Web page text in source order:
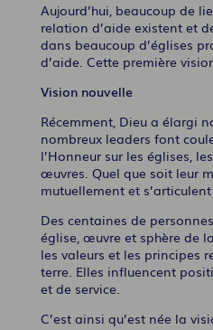
Aujourd’hui, beaucoup de
relation d’aide existent et
dans beaucoup d’églises
d’aide. Cette première
Vision nouvelle
Récemment, Dieu a élargi
nombreux leaders font
l’Honneur sur les églises,
œuvres. Quel que soit leur
mutuellement et
Des centaines de
église, œuvre et sphère de
les valeurs et les principes
terre. Elles influencent
et de service.
C’est ainsi qu’est née la